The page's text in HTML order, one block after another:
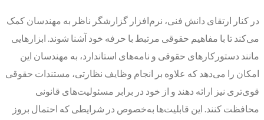
در کنار ارتقای دانش فنی، نرم‌افزار گزارشگر ناظر به مهندسان کمک
می‌کند تا با مفاهیم حقوقی مرتبط با حرفه خود آشنا شوند. ابزارهایی
مانند دستورکارهای حقوقی و نامه‌های استاندارد، به مهندسان این
امکان را می‌دهد که علاوه بر انجام وظایف نظارتی، مستندات حقوقی
قوی‌تری نیز ارائه دهند و از خود در برابر مسئولیت‌های قانونی
محافظت کنند. این قابلیت‌ها به‌خصوص در شرایطی که احتمال بروز